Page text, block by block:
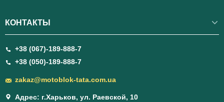
КОНТАКТЫ
+38 (067)-189-888-7
+38 (050)-189-888-7
zakaz@motoblok-tata.com.ua
Адрес: г.Харьков, ул. Раевской, 10